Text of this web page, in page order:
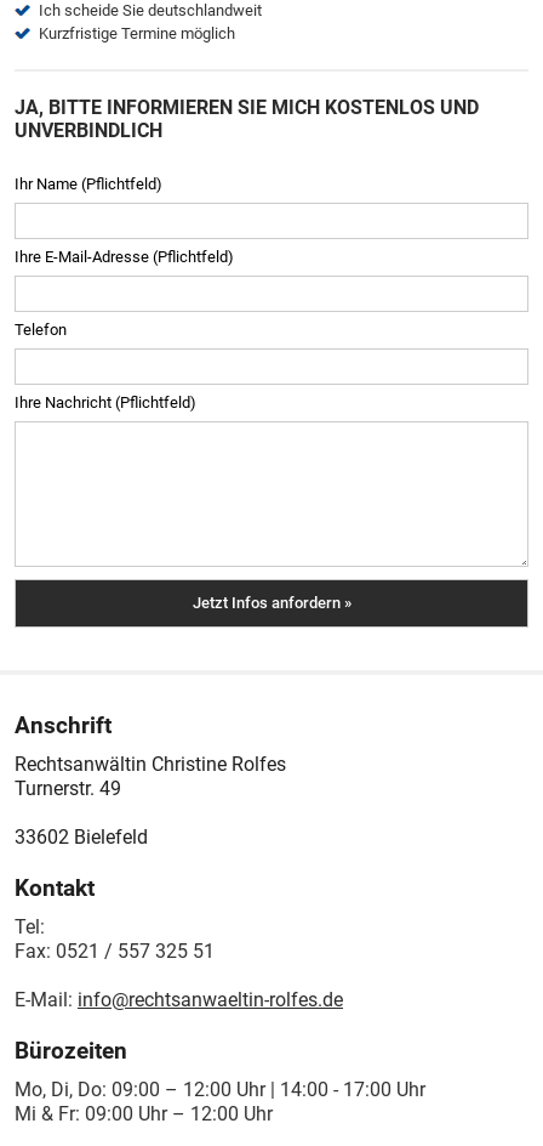
Ich scheide Sie deutschlandweit
Kurzfristige Termine möglich
JA, BITTE INFORMIEREN SIE MICH KOSTENLOS UND
UNVERBINDLICH
Ihr Name (Pflichtfeld)
Ihre E-Mail-Adresse (Pflichtfeld)
Telefon
Ihre Nachricht (Pflichtfeld)
Anschrift
Rechtsanwältin Christine Rolfes
Turnerstr. 49
33602 Bielefeld
Kontakt
Tel:
Fax: 0521 / 557 325 51
E-Mail: info@rechtsanwaeltin-rolfes.de
Bürozeiten
Mo, Di, Do: 09:00 – 12:00 Uhr | 14:00 - 17:00 Uhr
Mi & Fr: 09:00 Uhr – 12:00 Uhr